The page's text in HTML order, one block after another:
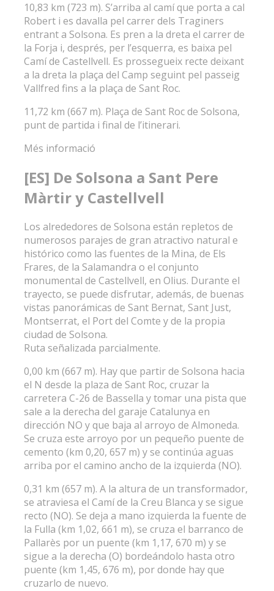
10,83 km (723 m). S’arriba al camí que porta a cal
Robert i es davalla pel carrer dels Traginers
entrant a Solsona. Es pren a la dreta el carrer de
la Forja i, després, per l’esquerra, es baixa pel
Camí de Castellvell. Es prossegueix recte deixant
a la dreta la plaça del Camp seguint pel passeig
Vallfred fins a la plaça de Sant Roc.
11,72 km (667 m). Plaça de Sant Roc de Solsona,
punt de partida i final de l’itinerari.
Més informació
[ES] De Solsona a Sant Pere
Màrtir y Castellvell
Los alrededores de Solsona están repletos de
numerosos parajes de gran atractivo natural e
histórico como las fuentes de la Mina, de Els
Frares, de la Salamandra o el conjunto
monumental de Castellvell, en Olius. Durante el
trayecto, se puede disfrutar, además, de buenas
vistas panorámicas de Sant Bernat, Sant Just,
Montserrat, el Port del Comte y de la propia
ciudad de Solsona.
Ruta señalizada parcialmente.
0,00 km (667 m). Hay que partir de Solsona hacia
el N desde la plaza de Sant Roc, cruzar la
carretera C-26 de Bassella y tomar una pista que
sale a la derecha del garaje Catalunya en
dirección NO y que baja al arroyo de Almoneda.
Se cruza este arroyo por un pequeño puente de
cemento (km 0,20, 657 m) y se continúa aguas
arriba por el camino ancho de la izquierda (NO).
0,31 km (657 m). A la altura de un transformador,
se atraviesa el Camí de la Creu Blanca y se sigue
recto (NO). Se deja a mano izquierda la fuente de
la Fulla (km 1,02, 661 m), se cruza el barranco de
Pallarès por un puente (km 1,17, 670 m) y se
sigue a la derecha (O) bordeándolo hasta otro
puente (km 1,45, 676 m), por donde hay que
cruzarlo de nuevo.